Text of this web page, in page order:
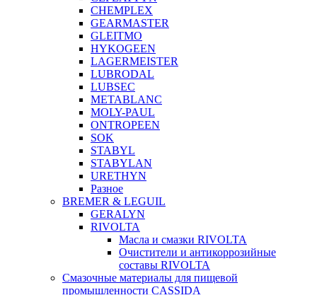
CHEMPLEX
GEARMASTER
GLEITMO
HYKOGEEN
LAGERMEISTER
LUBRODAL
LUBSEC
METABLANC
MOLY-PAUL
ONTROPEEN
SOK
STABYL
STABYLAN
URETHYN
Разное
BREMER & LEGUIL
GERALYN
RIVOLTA
Масла и смазки RIVOLTA
Очистители и антикоррозийные
составы RIVOLTA
Смазочные материалы для пищевой
промышленности CASSIDA